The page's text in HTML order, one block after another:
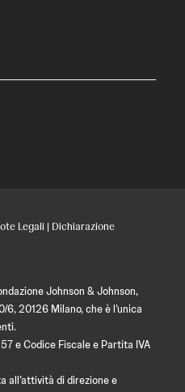
Legali | Dichiarazione
Johnson & Johnson,
20126 Milano, che è l’unica
e Codice Fiscale e Partita IVA
all’attività di direzione e